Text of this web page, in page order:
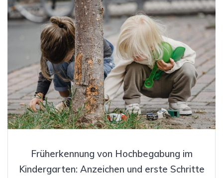
Früherkennung von Hochbegabung im
Kindergarten: Anzeichen und erste Schritte